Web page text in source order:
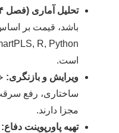
تحلیل آماری (فصل ۴):
است.
ویرایش و بازنگری:
ساختاری، رفع
مجزا دارند.
تهیه پاورپوینت دفاع: